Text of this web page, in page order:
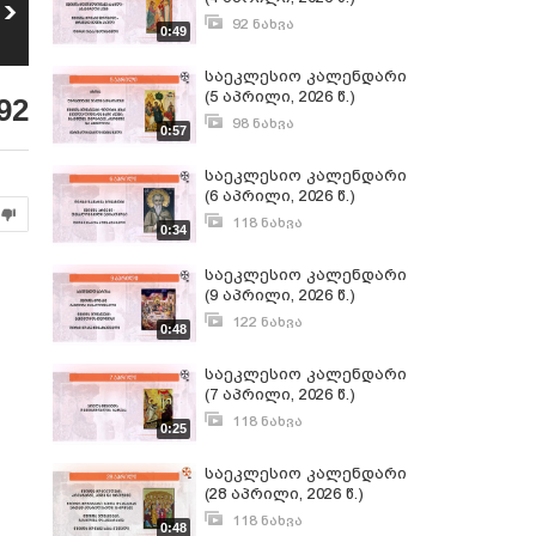
საეკლესიო
კალენდარი (3
აგვისტო, 2026 წ.)
ნახვა
საეკლესიო
კალენდარი (2
0:49 92 ნახვა
0:57
საეკლესიო კალენდარი
(5 აპრილი, 2026 წ.)
98 ნახვა
0:34
საეკლესიო კალენდარი
(6 აპრილი, 2026 წ.)
118 ნახვა
0:48
საეკლესიო კალენდარი
(9 აპრილი, 2026 წ.)
122 ნახვა
0:25
საეკლესიო კალენდარი
(7 აპრილი, 2026 წ.)
118 ნახვა
0:48
საეკლესიო კალენდარი
(28 აპრილი, 2026 წ.)
118 ნახვა